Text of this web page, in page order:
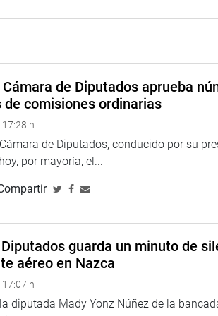
del grupo de trabajo, refirió la
su culminación y pronta convocatoria
de acceso a las vías y carreteras de sus
y no es lo suficiente para cerrar
Se requiere aplicar políticas
mejor calidad de vida y acceso vial a
Trigozo Reátegui (APP), coincidieron en
de Diputados aprueba
comisiones ordinarias
h
de Diputados, conducido por su
por mayoría, el...
guarda un minuto de
aéreo en Nazca
h
diputada Mady Yonz Núñez de la